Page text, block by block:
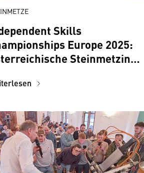
Skills
Europe 2025:
Steinmetzin